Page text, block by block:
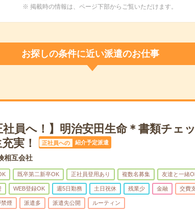
※ 掲載時の情報は、ページ下部からご覧いただけます。
お探しの条件に近い派遣のお仕事
社員へ！】明治安田生命＊書類チェ
実！
正社員への 紹介予定派遣
相互会社
既卒第二新卒OK 正社員登用あり 複数名募集 友達と一緒
WEB登録OK 週5日勤務 土日祝休 残業少 金融 交費
禁煙 派遣多 派遣先公開 ルーティン